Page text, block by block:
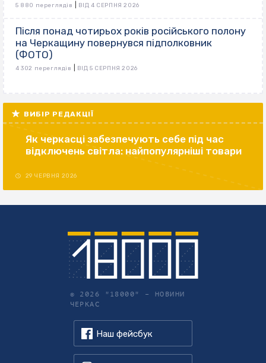
5 880 переглядів ВІД 4 СЕРПНЯ 2026
Після понад чотирьох років російського полону
на Черкащину повернувся підполковник
(ФОТО)
4 302 переглядів ВІД 5 СЕРПНЯ 2026
ВИБІР РЕДАКЦІЇ
Як черкасці забезпечують себе під час
відключень світла: найпопулярніші товари
29 ЧЕРВНЯ 2026
© 2026 "18000" – НОВИНИ
ЧЕРКАС
Наш фейсбук